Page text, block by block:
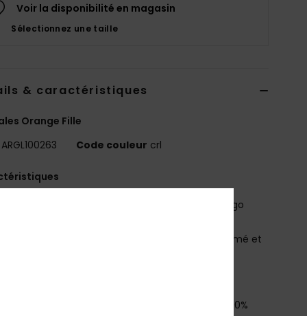
Voir la disponibilité en magasin
Sélectionnez une taille
& caractéristiques
Orange Fille
ARGL100263 Code couleur crl
empeigne en TPU avec paillettes et logo
caoutchouc texturé avec imprimé et
Upper: 98% Synthetic/2% Metal, Lining: 100%